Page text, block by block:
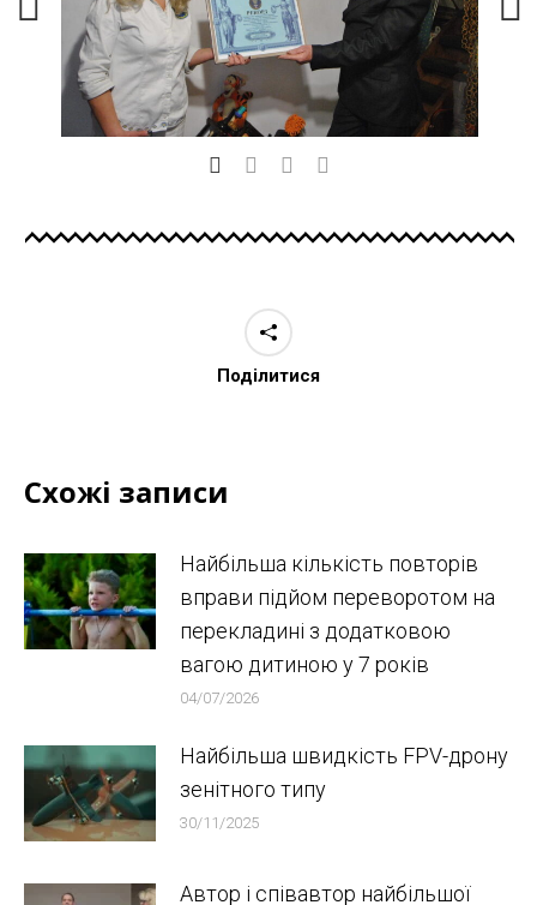
Поділитися
Схожі записи
Найбільша кількість повторів
вправи підйом переворотом на
перекладині з додатковою
вагою дитиною у 7 років
04/07/2026
Найбільша швидкість FPV-дрону
зенітного типу
30/11/2025
Автор і співавтор найбільшої